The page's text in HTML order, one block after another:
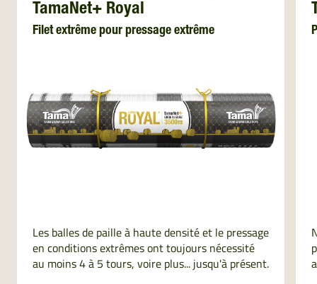
TamaNet+ Royal
Filet extrême pour pressage extrême
Les balles de paille à haute densité et le pressage
en conditions extrêmes ont toujours nécessité
au moins 4 à 5 tours, voire plus... jusqu'à présent.